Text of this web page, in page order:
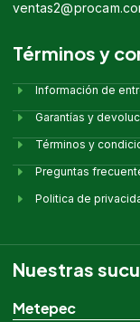
Términos y
Información de
Garantías y
Términos y
Preguntas
Politica de
Nuestras
Metepec